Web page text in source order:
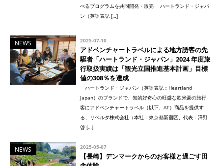
べるプログラムを共同開発・販売 ハートランド・ジャパ
ン（英語表記 […]
NEWS 2025-07-10
アドベンチャートラベルによる地方誘客の先
駆者「ハートランド・ジャパン」2024 年度旅
行取扱実績は「観光立国推進基本計画」目標
値の308％を達成
ハートランド・ジャパン（英語表記：Heartland
Japan）のブランドで、知的好奇心の旺盛な欧米豪の旅行
客にアドベンチャートラベル（以下、AT）商品を提供す
る、リベルタ株式会社（本社：東京都新宿区、代表：澤野
啓 […]
NEWS 2025-05-07
【長崎】デンマークからのお客様と過ごす田